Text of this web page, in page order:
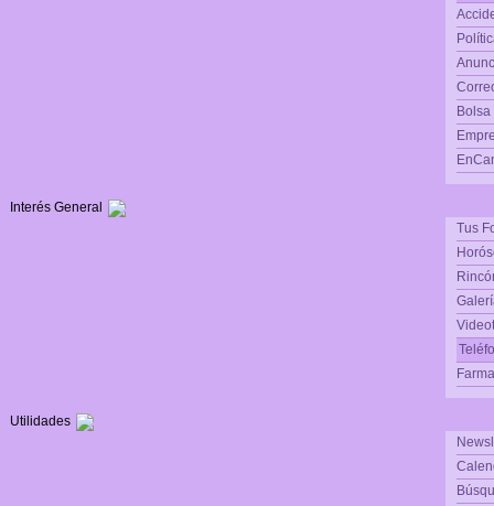
Interés General
Tus
Utilidades